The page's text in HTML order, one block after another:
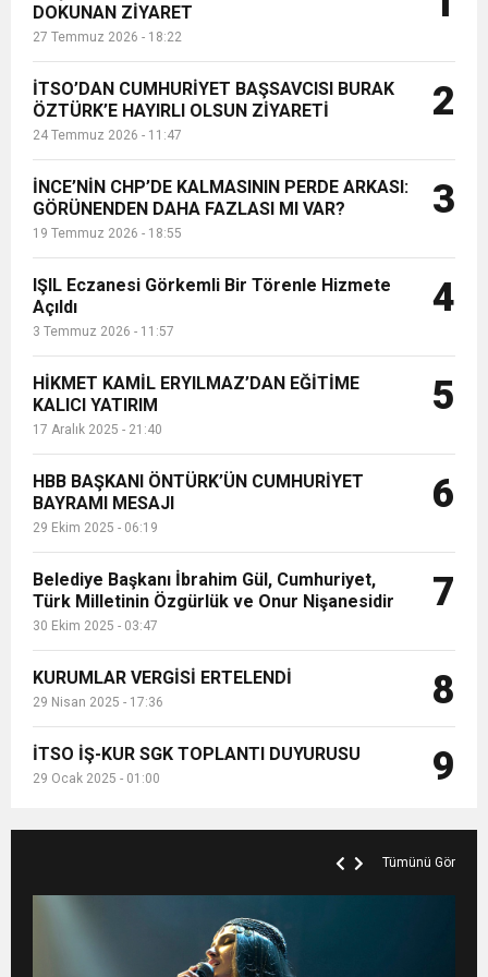
ve Onur Nişanesidir
6:19 HBB BAŞKANI ÖNTÜRK’ÜN
CUMHURİYET BAYRAMI MESAJI
17:36 KURUMLAR VERGİSİ ERTELENDİ
1:00 İTSO İŞ-KUR SGK TOPLANTI
21:40 CEYLANDERE’DE BAŞKAN EMRAH
18:22
GÖNÜLLERE DOKUNAN ZİYARET
DOKUNAN ZİYARET
27 Temmuz 2026 - 18:22
İTSO’DAN CUMHURİYET BAŞSAVCISI BURAK
ÖZTÜRK’E HAYIRLI OLSUN ZİYARETİ
24 Temmuz 2026 - 11:47
2
İNCE’NİN CHP’DE KALMASININ PERDE ARKASI:
GÖRÜNENDEN DAHA FAZLASI MI VAR?
19 Temmuz 2026 - 18:55
3
IŞIL Eczanesi Görkemli Bir Törenle Hizmete
Açıldı
3 Temmuz 2026 - 11:57
4
HİKMET KAMİL ERYILMAZ’DAN EĞİTİME
KALICI YATIRIM
17 Aralık 2025 - 21:40
5
HBB BAŞKANI ÖNTÜRK’ÜN CUMHURİYET
BAYRAMI MESAJI
29 Ekim 2025 - 06:19
6
Belediye Başkanı İbrahim Gül, Cumhuriyet,
Türk Milletinin Özgürlük ve Onur Nişanesidir
30 Ekim 2025 - 03:47
7
KURUMLAR VERGİSİ ERTELENDİ
29 Nisan 2025 - 17:36 8
İTSO İŞ-KUR SGK TOPLANTI DUYURUSU
29 Ocak 2025 - 01:00 9
Tümünü Gör